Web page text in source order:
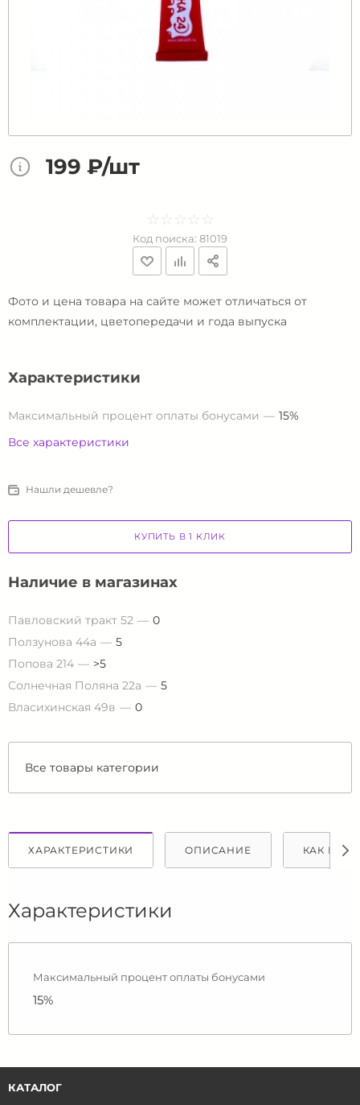
199 ₽/шт
☆ ☆ ☆ ☆ ☆
★ ★ ★ ★ ★
Код поиска: 81019
Фото и цена товара на сайте может отличаться от
комплектации, цветопередачи и года выпуска
Характеристики
Максимальный процент оплаты бонусами
15%
Все характеристики
Нашли дешевле?
КУПИТЬ В 1 КЛИК
Наличие в магазинах
Павловский тракт 52
0
Ползунова 44а
5
Попова 214
>5
Солнечная Поляна 22а
5
Власихинская 49в
0
Все товары категории
ХАРАКТЕРИСТИКИ ОПИСАНИЕ КАК
Характеристики
Максимальный процент оплаты бонусами
15%
КАТАЛОГ